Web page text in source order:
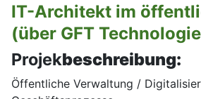
IT-Architekt im
(über GFT
Projekbeschreibung:
Öffentliche Verwaltung /